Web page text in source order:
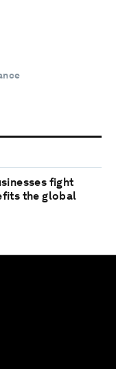
fight
the global